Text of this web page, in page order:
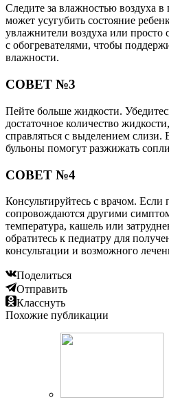
Следите за влажностью воздуха
может усугубить состояние
увлажнители воздуха или просто
с обогревателями, чтобы
влажности.
СОВЕТ №3
Пейте больше жидкости.
достаточное количество
справляться с выделением слизи.
бульоны помогут разжижать
СОВЕТ №4
Консультируйтесь с врачом. Если
сопровождаются другими
температура, кашель или
обратитесь к педиатру для
консультации и возможного
Поделиться
Отправить
Класснуть
Похожие публикации